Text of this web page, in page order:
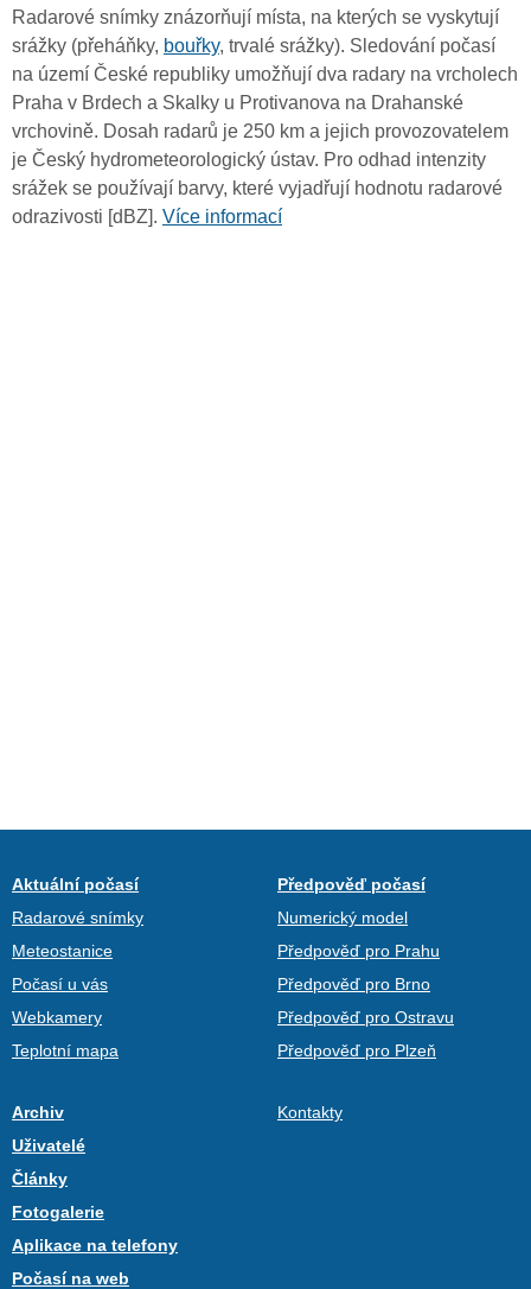
Radarové snímky znázorňují místa, na kterých se vyskytují
srážky (přeháňky, bouřky, trvalé srážky). Sledování počasí
na území České republiky umožňují dva radary na vrcholech
Praha v Brdech a Skalky u Protivanova na Drahanské
vrchovině. Dosah radarů je 250 km a jejich provozovatelem
je Český hydrometeorologický ústav. Pro odhad intenzity
srážek se používají barvy, které vyjadřují hodnotu radarové
odrazivosti [dBZ]. Více informací
Aktuální počasí
Radarové snímky
Meteostanice
Počasí u vás
Webkamery
Teplotní mapa
Předpověď počasí
Numerický model
Předpověď pro Prahu
Předpověď pro Brno
Předpověď pro Ostravu
Předpověď pro Plzeň
Archiv
Uživatelé
Články
Fotogalerie
Aplikace na telefony
Počasí na web
Kontakty